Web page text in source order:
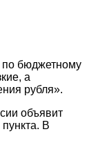
по бюджетному
а
рубля».
объявит
В